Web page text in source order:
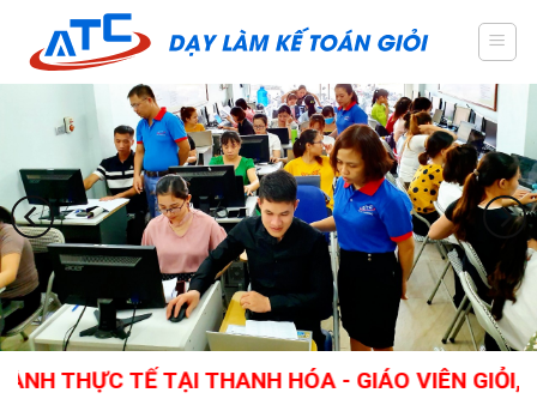
content
TẾ TẠI THANH HÓA - GIÁO VIÊN GIỎI,